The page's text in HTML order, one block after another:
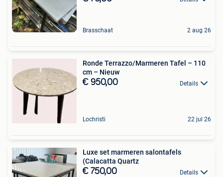
Brasschaat 2 aug 26
Ronde Terrazzo/Marmeren Tafel – 110
cm – Nieuw
€ 950,00 Details
Lochristi 22 jul 26
Luxe set marmeren salontafels
(Calacatta Quartz
€ 750,00 Details